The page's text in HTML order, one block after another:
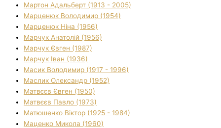
Мартон Адальберт (1913 - 2005)
Марценюк Володимир (1954)
Марценюк Ніна (1956)
Марчук Анатолій (1956)
Марчук Євген (1987)
Марчук Іван (1936)
Масик Володимир (1917 - 1996)
Маслик Олександр (1952)
Матвєєв Євген (1950)
Матвєєв Павло (1973)
Матюшенко Віктор (1925 - 1984)
Маценко Микола (1960)